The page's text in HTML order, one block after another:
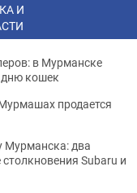
И
в Мурманске
кошек
продается
Мурманска: два
Subaru и